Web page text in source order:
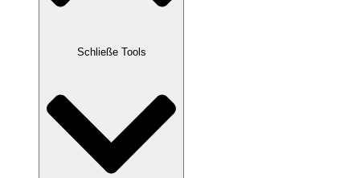
Schließe Tools